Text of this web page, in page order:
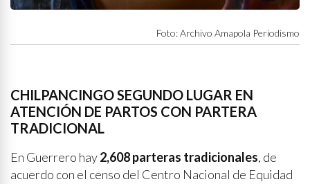
Foto: Archivo Amapola Periodismo
CHILPANCINGO SEGUNDO LUGAR EN
ATENCIÓN DE PARTOS CON PARTERA
TRADICIONAL
En Guerrero hay2,608 parteras tradicionales, de
acuerdo con el censo del Centro Nacional de Equidad